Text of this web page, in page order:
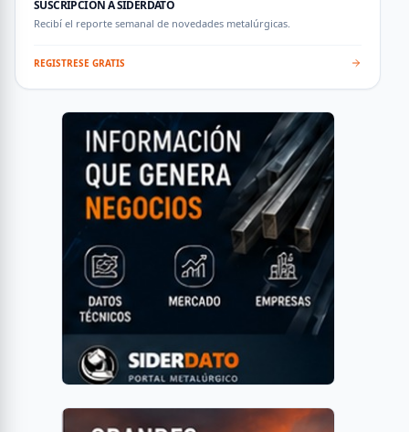
SUSCRIPCIÓN A SIDERDATO
Recibí el reporte semanal de novedades metalúrgicas.
REGISTRESE GRATIS